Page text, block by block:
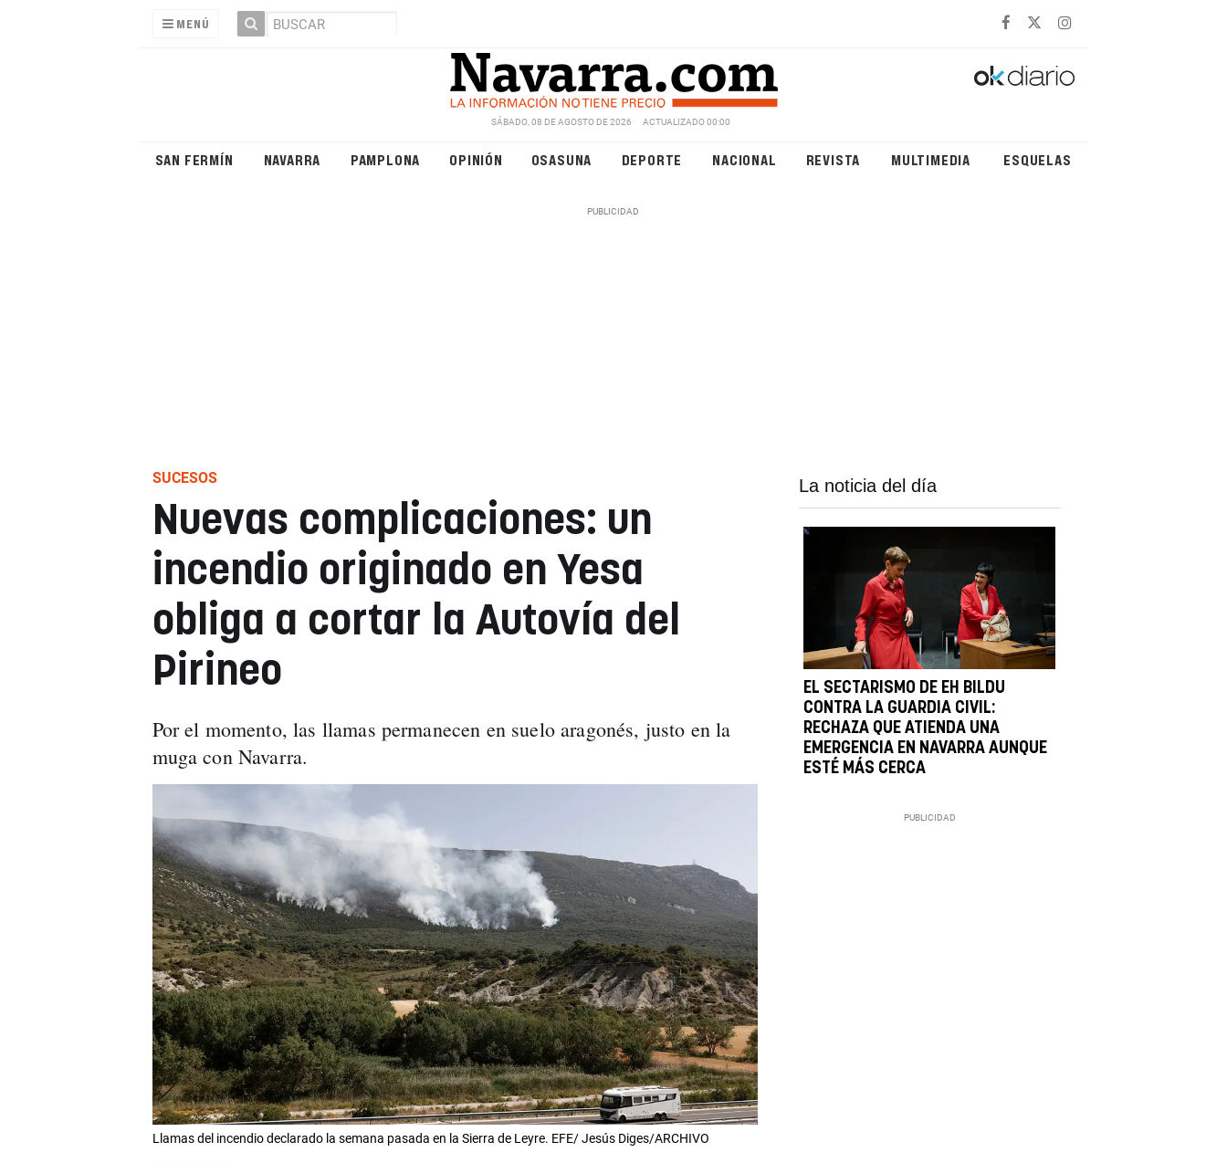
MENÚ
SÁBADO, 08 DE AGOSTO DE 2026 ACTUALIZADO 00:00
SAN FERMÍN NAVARRA PAMPLONA OPINIÓN OSASUNA DEPORTE NACIONAL REVISTA MULTIMEDIA ESQUELAS
SUCESOS
Nuevas complicaciones: un
incendio originado en Yesa
obliga a cortar la Autovía del
Pirineo
Por el momento, las llamas permanecen en suelo aragonés, justo en la
muga con Navarra.
Llamas del incendio declarado la semana pasada en la Sierra de Leyre. EFE/ Jesús Diges/ARCHIVO
La noticia del día
EL SECTARISMO DE EH BILDU
CONTRA LA GUARDIA CIVIL:
RECHAZA QUE ATIENDA UNA
EMERGENCIA EN NAVARRA AUNQUE
ESTÉ MÁS CERCA